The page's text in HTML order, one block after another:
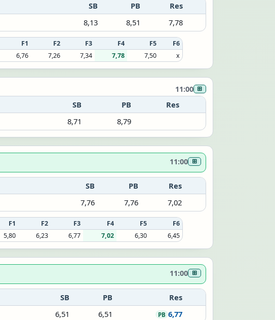
SB PB
Res
8,13 8,51 7,78
F1 F2 F3 F4 F5
F6
6,76 7,26 7,34 7,78 7,50 x
11:00 ⊞
SB PB
Res
8,71 8,79
11:00 ⊞
SB PB
Res
7,76 7,76 7,02
F1 F2 F3 F4 F5
F6
5,80 6,23 6,77 7,02 6,30 6,45
11:00 ⊞
SB PB
Res
6,51 6,51 6,77
PB